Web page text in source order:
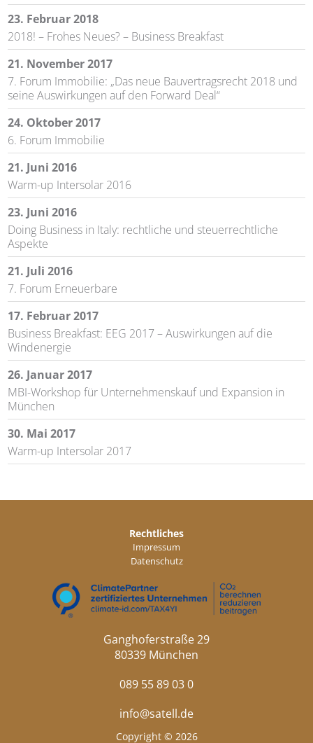
23. Februar 2018
2018! – Frohes Neues? – Business Breakfast
21. November 2017
7. Forum Immobilie: „Das neue Bauvertragsrecht 2018 und
seine Auswirkungen auf den Forward Deal“
24. Oktober 2017
6. Forum Immobilie
21. Juni 2016
Warm-up Intersolar 2016
23. Juni 2016
Doing Business in Italy: rechtliche und steuerrechtliche
Aspekte
21. Juli 2016
7. Forum Erneuerbare
17. Februar 2017
Business Breakfast: EEG 2017 – Auswirkungen auf die
Windenergie
26. Januar 2017
MBI-Workshop für Unternehmenskauf und Expansion in
München
30. Mai 2017
Warm-up Intersolar 2017
Rechtliches
Impressum
Datenschutz
Ganghoferstraße 29
80339 München
089 55 89 03 0
info@satell.de
Copyright © 2026